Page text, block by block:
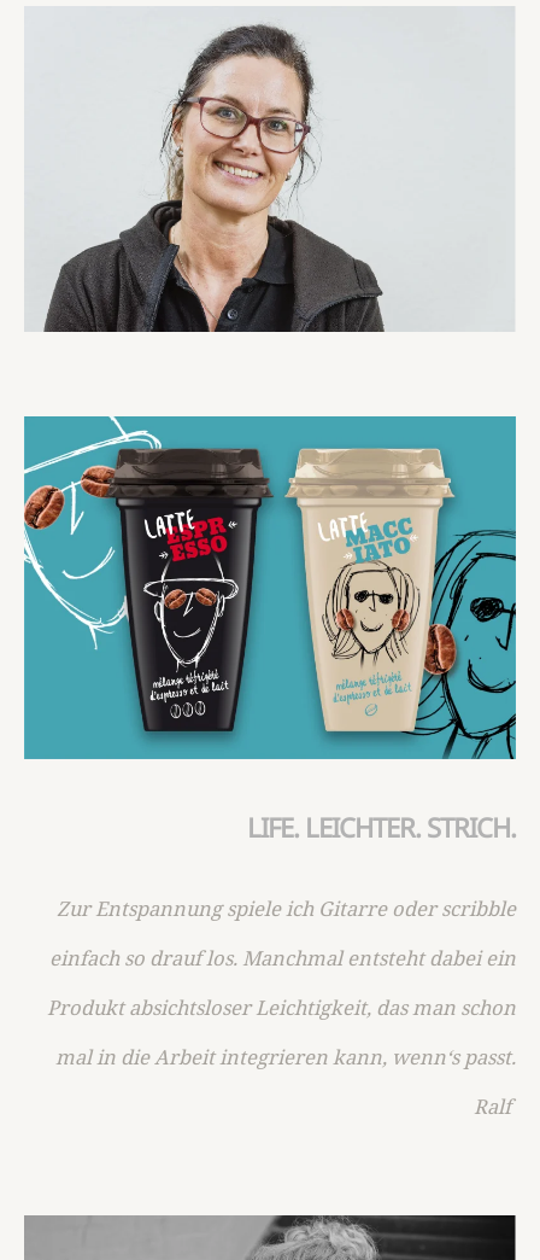
LIFE. LEICHTER. STRICH.
Zur Entspannung spiele ich Gitarre oder scribble
einfach so drauf los. Manchmal entsteht dabei ein
Produkt absichtsloser Leichtigkeit, das man schon
mal in die Arbeit integrieren kann, wenn‘s passt.
Ralf